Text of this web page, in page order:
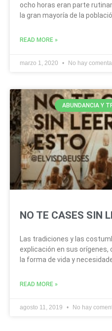
ocho horas eran parte
la gran mayoría de la
READ MORE »
marzo 1, 2020 No hay
ABUNDANCIA Y
NO TE CASES SIN
Las tradiciones y las
explicación en sus orígenes,
la forma de vida y
READ MORE »
agosto 11, 2019 No hay